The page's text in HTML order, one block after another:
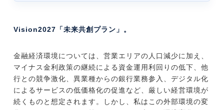
Vision2027「未来共創プラン」。
金融経済環境については、営業エリアの人口減少に加え、
マイナス金利政策の継続による資金運用利回りの低下、他
行との競争激化、異業種からの銀行業務参入、デジタル化
によるサービスの低価格化の促進など、厳しい経営環境が
続くものと想定されます。しかし、私はこの外部環境の変